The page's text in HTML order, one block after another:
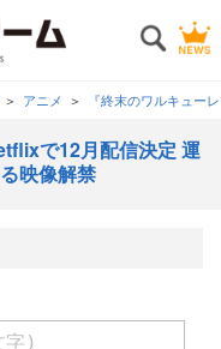
アニメ 『終末のワルキュー
で12月配信決定 運
映像解禁